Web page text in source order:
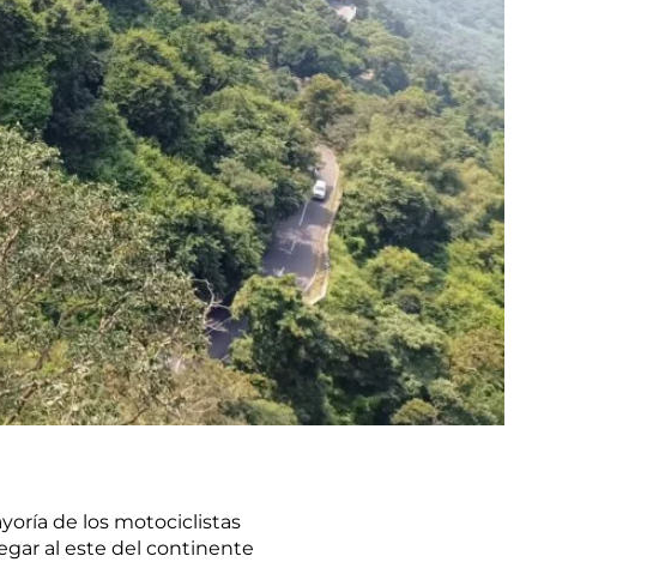
de los motociclistas
al este del continente